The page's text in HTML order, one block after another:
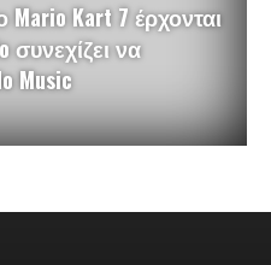
Kart 7 έρχονται
συνεχίζει να
Music